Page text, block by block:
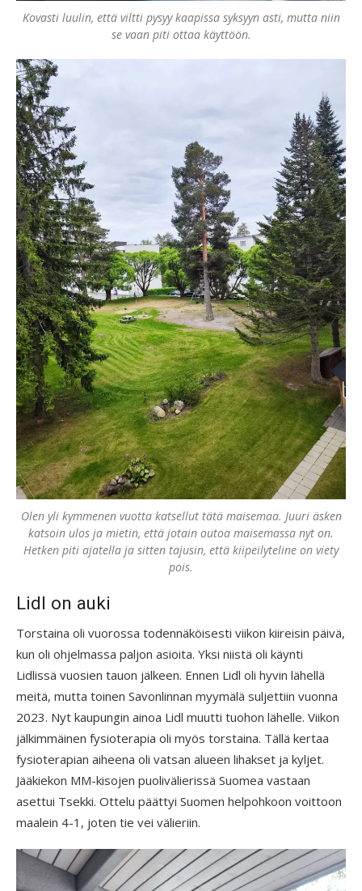
Kovasti luulin, että viltti pysyy kaapissa syksyyn asti, mutta niin
se vaan piti ottaa käyttöön.
Olen yli kymmenen vuotta katsellut tätä maisemaa. Juuri äsken
katsoin ulos ja mietin, että jotain outoa maisemassa nyt on.
Hetken piti ajatella ja sitten tajusin, että kiipeilyteline on viety
pois.
Lidl on auki
Torstaina oli vuorossa todennäköisesti viikon kiireisin päivä,
kun oli ohjelmassa paljon asioita. Yksi niistä oli käynti
Lidlissä vuosien tauon jälkeen. Ennen Lidl oli hyvin lähellä
meitä, mutta toinen Savonlinnan myymälä suljettiin vuonna
2023. Nyt kaupungin ainoa Lidl muutti tuohon lähelle. Viikon
jälkimmäinen fysioterapia oli myös torstaina. Tällä kertaa
fysioterapian aiheena oli vatsan alueen lihakset ja kyljet.
Jääkiekon MM-kisojen puolivälierissä Suomea vastaan
asettui Tsekki. Ottelu päättyi Suomen helpohkoon voittoon
maalein 4-1, joten tie vei välieriin.